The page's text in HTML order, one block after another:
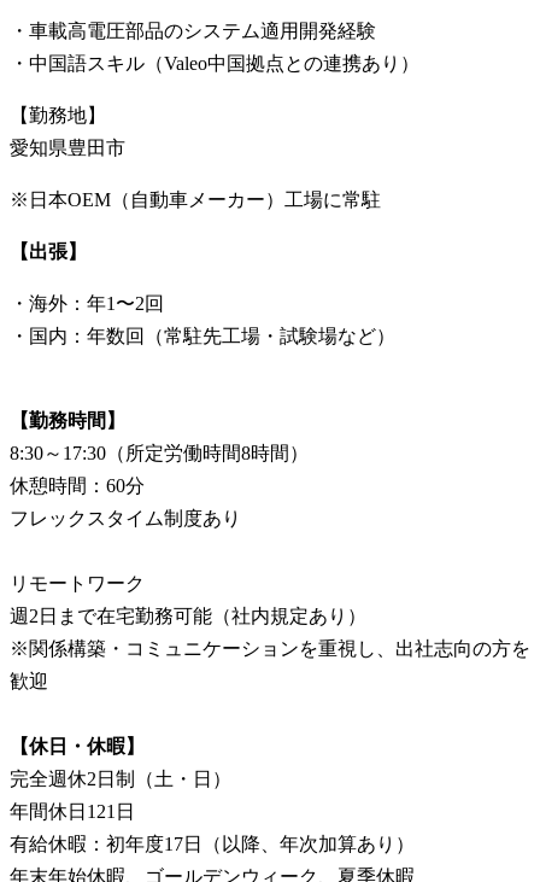
・車載高電圧部品のシステム適用開発経験
・中国語スキル（Valeo中国拠点との連携あり）
【勤務地】
愛知県豊田市
※日本OEM（自動車メーカー）工場に常駐
【出張】
・海外：年1〜2回
・国内：年数回（常駐先工場・試験場など）
【勤務時間】
8:30～17:30（所定労働時間8時間）
休憩時間：60分
フレックスタイム制度あり
リモートワーク
週2日まで在宅勤務可能（社内規定あり）
※関係構築・コミュニケーションを重視し、出社志向の方を
歓迎
【休日・休暇】
完全週休2日制（土・日）
年間休日121日
有給休暇：初年度17日（以降、年次加算あり）
年末年始休暇、ゴールデンウィーク、夏季休暇